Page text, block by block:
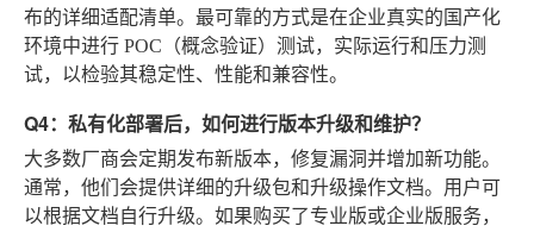
布的详细适配清单。最可靠的方式是在企业真实的国产化
环境中进行 POC（概念验证）测试，实际运行和压力测
试，以检验其稳定性、性能和兼容性。
Q4：私有化部署后，如何进行版本升级和维护？
大多数厂商会定期发布新版本，修复漏洞并增加新功能。
通常，他们会提供详细的升级包和升级操作文档。用户可
以根据文档自行升级。如果购买了专业版或企业版服务，